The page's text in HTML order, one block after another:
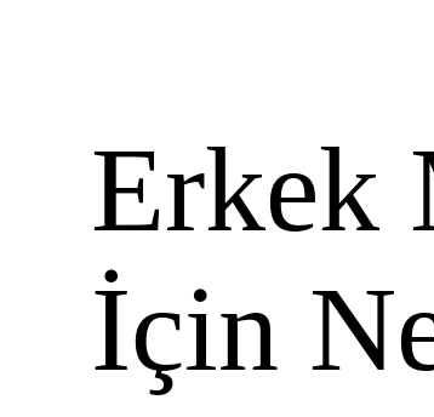
Erkek
İçin